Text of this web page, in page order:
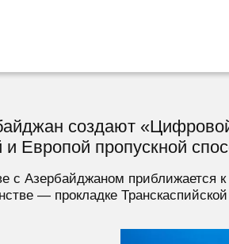
создают
Европой пропускной
с Азербайджаном
— прокладке